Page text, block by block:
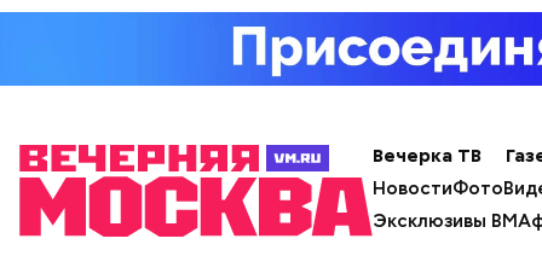
Вечерка ТВ
НовостиФото
Эксклюзивы ВМ
проверял
19
летний.